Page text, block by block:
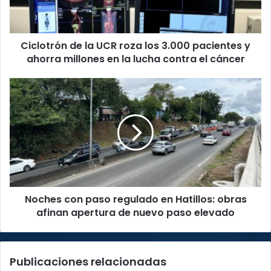
3.000
pacientes
y
ahorra
millones
la
lucha
contra
el
cáncer
Ciclotrón de la UCR roza los 3.000 pacientes y
ahorra millones en la lucha contra el cáncer
Noches
con
paso
regulado
Hatillos:
obras
afinan
apertura
Noches con paso regulado en Hatillos: obras
afinan apertura de nuevo paso elevado
Publicaciones relacionadas